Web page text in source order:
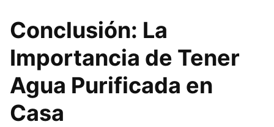
Conclusión: La
Importancia de Tener
Agua Purificada en
Casa